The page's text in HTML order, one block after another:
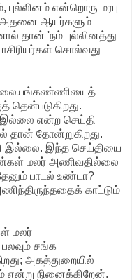
புல்லினம் என்றொரு மரபு
அதனை ஆயர்களும்
தான் 'நம் புல்லினத்து
சொல்வது
தென்படுகிறது.
என்ற செய்தி
தான் தோன்றுகிறது.
இல்லை. இந்த செய்தியை
மலர் அணிவதில்லை
பாடல் உண்டா?
காட்டும்
மலர்
சங்க
அகத்துறையில்
என்று நினைக்கிறேன்.